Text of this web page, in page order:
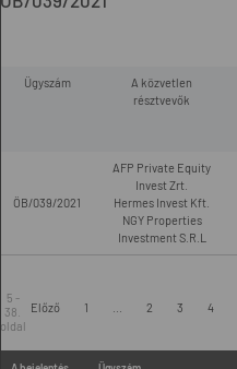
Ügyszám
A közvetlen
résztvevők
ÖB/039/2021
AFP Private Equity
Invest Zrt.
Hermes Invest Kft.
NGY Properties
Investment S.R.L
5 -
38.
oldal
Előző 1 2 3 4